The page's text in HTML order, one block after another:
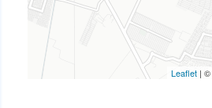
Leaflet | ©